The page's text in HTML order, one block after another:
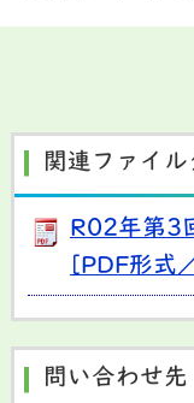
関連ファイ
R02年第3
[PDF形式
問い合わせ先